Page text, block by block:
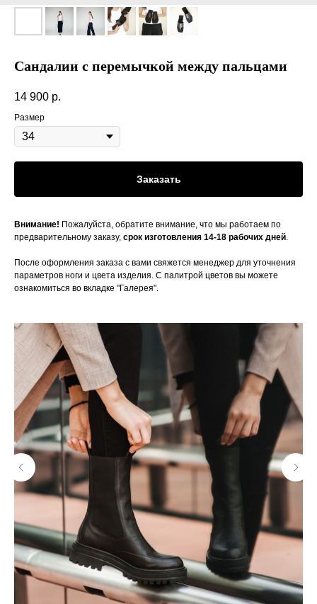
Сандалии c перемычкой между пальцами
14 900 р.
Размер
Заказать
Внимание! Пожалуйста, обратите внимание, что мы работаем по
предварительному заказу, срок изготовления 14-18 рабочих дней.
После оформления заказа с вами свяжется менеджер для уточнения
параметров ноги и цвета изделия. С палитрой цветов вы можете
ознакомиться во вкладке "Галерея".